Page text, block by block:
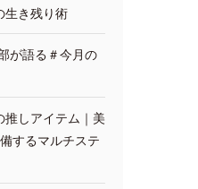
生き残り術
が語る＃今月の
推しアイテム｜美
するマルチステ